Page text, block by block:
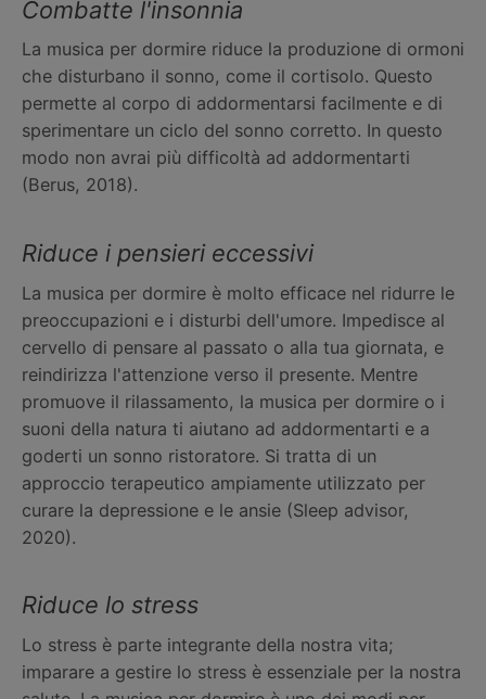
Combatte l'insonnia
La musica per dormire riduce la produzione di ormoni
che disturbano il sonno, come il cortisolo. Questo
permette al corpo di addormentarsi facilmente e di
sperimentare un ciclo del sonno corretto. In questo
modo non avrai più difficoltà ad addormentarti
(Berus, 2018).
Riduce i pensieri eccessivi
La musica per dormire è molto efficace nel ridurre le
preoccupazioni e i disturbi dell'umore. Impedisce al
cervello di pensare al passato o alla tua giornata, e
reindirizza l'attenzione verso il presente. Mentre
promuove il rilassamento, la musica per dormire o i
suoni della natura ti aiutano ad addormentarti e a
goderti un sonno ristoratore. Si tratta di un
approccio terapeutico ampiamente utilizzato per
curare la depressione e le ansie (Sleep advisor,
2020).
Riduce lo stress
Lo stress è parte integrante della nostra vita;
imparare a gestire lo stress è essenziale per la nostra